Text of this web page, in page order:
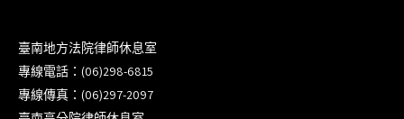
本會訂於115年8月15日(六)上午舉辦「使用AI如何幫
助整理資訊?談法律工作中的應用與風險」課程(8/7
前報名，實體+線上併行)
臺南地方法院律師休息室
專線電話：(06)298-6815
專線傳真：(06)297-2097